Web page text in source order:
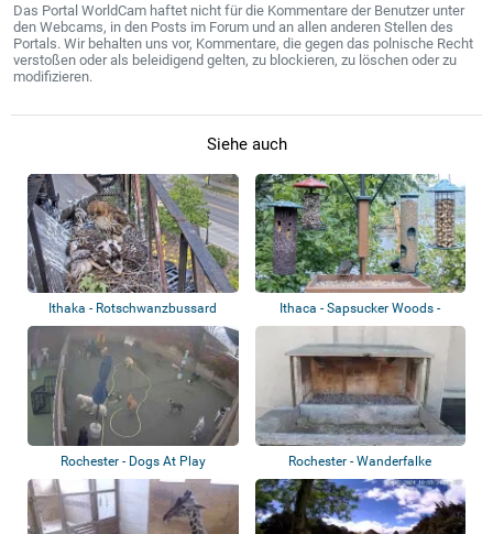
Das Portal WorldCam haftet nicht für die Kommentare der Benutzer unter
den Webcams, in den Posts im Forum und an allen anderen Stellen des
Portals. Wir behalten uns vor, Kommentare, die gegen das polnische Recht
verstoßen oder als beleidigend gelten, zu blockieren, zu löschen oder zu
modifizieren.
Siehe auch
Ithaka - Rotschwanzbussard
Ithaca - Sapsucker Woods -
Treman Bird F...
Rochester - Dogs At Play Rochester - Wanderfalke